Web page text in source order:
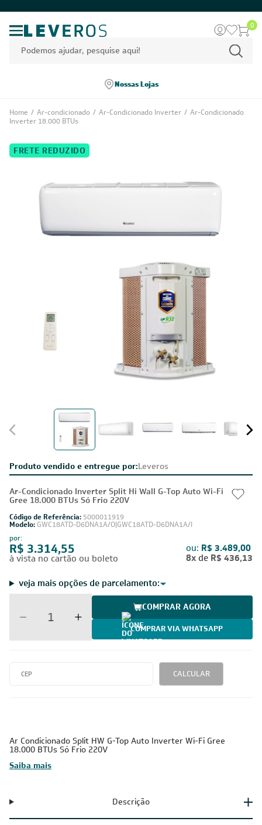
0
Nossas Lojas
Home / Ar-condicionado / Ar-Condicionado Inverter / Ar-Condicionado
Inverter 18.000 BTUs
Produto vendido e entregue por:Leveros
Ar-Condicionado Inverter Split Hi Wall G-Top Auto Wi-Fi
Gree 18.000 BTUs Só Frio 220V
Código de Referência: 5000011919
Modelo: GWC18ATD-D6DNA1A/O|GWC18ATD-D6DNA1A/I
por:
R$ 3.314,55
à vista no cartão ou boleto
ou: R$ 3.489,00
8x de R$ 436,13
veja mais opções de parcelamento:
COMPRAR AGORA
COMPRAR VIA WHATSAPP
CALCULAR
Ar Condicionado Split HW G-Top Auto Inverter Wi-Fi Gree
18.000 BTUs Só Frio 220V
Saiba mais
FRETE REDUZIDO
Descrição